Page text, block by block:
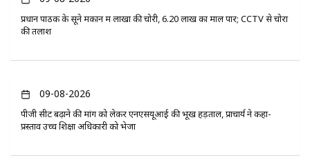
प्रधान पाठक के सूने मकान में लाखों की चोरी, 6.20 लाख का माल पार; CCTV से चोरों
की तलाश
09-08-2026
पीजी सीट बढ़ाने की मांग को लेकर एनएसयूआई की भूख हड़ताल, प्राचार्य ने कहा-
प्रस्ताव उच्च शिक्षा अधिकारी को भेजा